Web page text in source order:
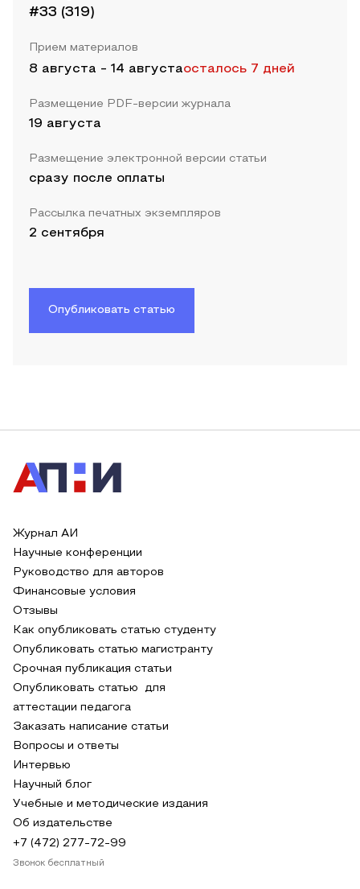
#33 (319)
Прием материалов
8 августа - 14 августаосталось 7 дней
Размещение PDF-версии журнала
19 августа
Размещение электронной версии статьи
сразу после оплаты
Рассылка печатных экземпляров
2 сентября
Опубликовать статью
Журнал АИ
Научные конференции
Руководство для авторов
Финансовые условия
Отзывы
Как опубликовать статью студенту
Опубликовать статью магистранту
Срочная публикация статьи
Опубликовать статью для
аттестации педагога
Заказать написание статьи
Вопросы и ответы
Интервью
Научный блог
Учебные и методические издания
Об издательстве
+7 (472) 277-72-99
Звонок бесплатный